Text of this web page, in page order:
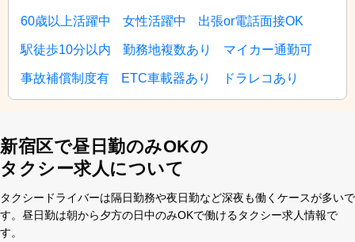
60歳以上活躍中 女性活躍中 出張or電話面接OK
駅徒歩10分以内 勤務地複数あり マイカー通勤可
事故補償制度有 ETC車載器あり ドラレコあり
新宿区で昼日勤のみOKの
タクシー求人について
タクシードライバーは隔⽇勤務や夜⽇勤など深夜も働くケースが多いで
す。昼⽇勤は朝から⼣⽅の⽇中のみOKで働けるタクシー求⼈情報で
す。